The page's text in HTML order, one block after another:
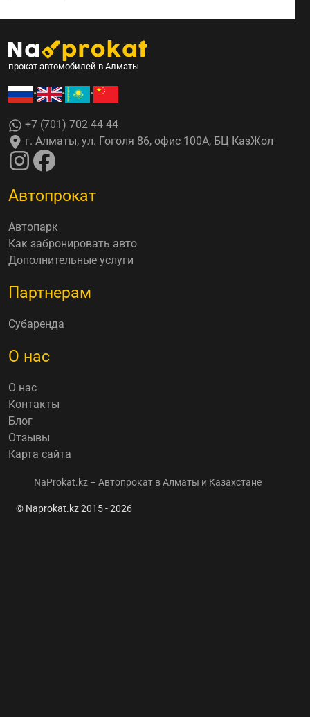
прокат автомобилей в Алматы
• • •
+7 (701) 702 44 44
г. Алматы, ул. Гоголя 86, офис 100А, БЦ КазЖол
Автопрокат
Автопарк
Как забронировать авто
Дополнительные услуги
Партнерам
Субаренда
О нас
О нас
Контакты
Блог
Отзывы
Карта сайта
NaProkat.kz – Автопрокат в Алматы и Казахстане
© Naprokat.kz 2015 - 2026